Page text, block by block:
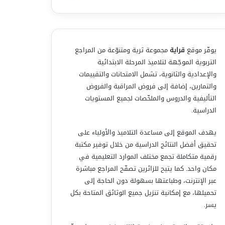
يوفّر موقع قرايةمجموعة ثرية ومتنوّعة من المراجع
التربوية الموجّهة لتلاميذ المرحلة الابتدائية
والإعدادية والثانوية، تشمل الامتحانات والتقييمات
والتمارين، إضافة إلى فروض المراقبة والفروض
التأليفية والدروس والملخّصات لجميع المستويات
الدراسية.
يهدف الموقع إلى مساعدة التلاميذ والأولياء على
تحقيق أفضل النتائج الدراسية من خلال توفير مكتبة
رقمية متكاملة تجمع مختلف الموارد التعليمية في
مكان واحد. كما يتيح للزائرين تصفّح المراجع مباشرة
عبر الإنترنت، وطباعتها بسهولة دون الحاجة إلى
تحميلها، مع إمكانية تنزيل جميع الوثائق المتاحة بكل
يسر.